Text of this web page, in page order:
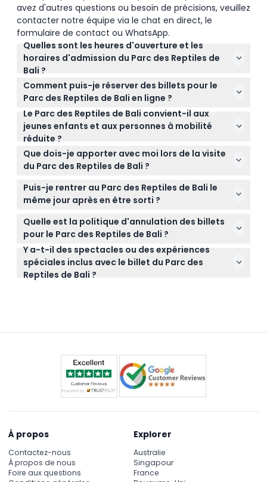
avez d'autres questions ou besoin de précisions, veuillez
contacter notre équipe via le chat en direct, le
formulaire de contact ou WhatsApp.
Quelles sont les heures d'ouverture et les
horaires d'admission du Parc des Reptiles de
Bali ?
Le parc est ouvert tous les jours de 9h00 à 17h00,
avec la dernière admission à 16h00 (sous réserve
de modifications — veuillez confirmer au moment
de la réservation).
Comment puis-je réserver des billets pour le
Parc des Reptiles de Bali en ligne ?
Vous pouvez facilement réserver vos billets pour le
Parc des Reptiles de Bali ici même sur ce site,
garantissant un accès coupe-file et la date de
visite de votre choix.
Le Parc des Reptiles de Bali convient-il aux
jeunes enfants et aux personnes à mobilité
réduite ?
Oui ! Les enfants âgés de 0 à 1 an entrent
gratuitement, et le parc est accessible aux
poussettes et aux fauteuils roulants pour que
chacun puisse profiter de l'expérience.
Que dois-je apporter avec moi lors de la visite
du Parc des Reptiles de Bali ?
Apportez des chaussures confortables et votre
appareil photo pour les opportunités de clichés ;
notez que la nourriture et les boissons extérieures
ne sont pas autorisées, et un espace de stockage
est disponible sur place.
Puis-je rentrer au Parc des Reptiles de Bali le
même jour après en être sorti ?
Non, la réadmission n'est pas autorisée une fois que
vous êtes sorti, alors planifiez votre visite en
conséquence pour tout profiter en une seule fois.
Quelle est la politique d'annulation des billets
pour le Parc des Reptiles de Bali ?
Les billets ne sont ni remboursables ni annulables,
veuillez donc bien choisir votre date de visite lors de
la réservation.
Y a-t-il des spectacles ou des expériences
spéciales inclus avec le billet du Parc des
Reptiles de Bali ?
Oui, votre billet inclut l'accès à des spectacles de
À propos
Contactez-nous
À propos de nous
Foire aux questions
Explorer
Australie
Singapour
France